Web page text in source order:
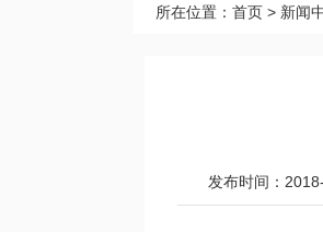
所在位置： 首页 > 新闻
发布时间：